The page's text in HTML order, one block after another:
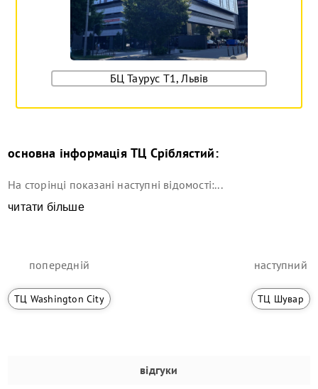
БЦ Таурус Т1, Львів
основна інформаціяТЦ Сріблястий:
На сторінці показані наступні відомості:...
читати більше
попередній
ТЦ Washington City
наступний
ТЦ Шувар
відгуки